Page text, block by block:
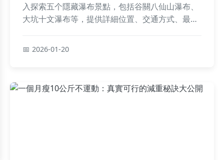
入探索五个隱藏瀑布景點，包括谷關八仙山瀑布、
大坑十文瀑布等，提供詳細位置、交通方式、最佳
2026-01-20